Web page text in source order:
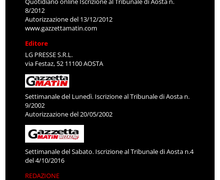
8/2012
Autorizzazione del 13/12/2012
www.gazzettamatin.com
Editore
LG PRESSE S.R.L.
via Festaz, 52 11100 AOSTA
Settimanale del Lunedì. Iscrizione al Tribunale di Aosta n.
9/2002
Autorizzazione del 20/05/2002
Settimanale del Sabato. Iscrizione al Tribunale di Aosta n.4
del 4/10/2016
REDAZIONE